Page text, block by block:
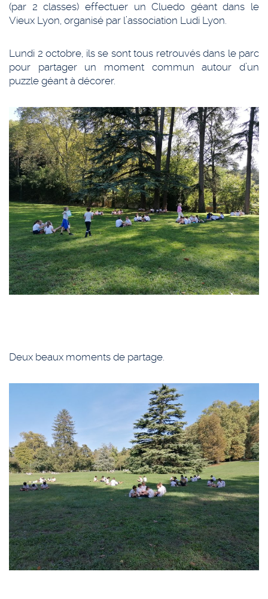
(par 2 classes) effectuer un Cluedo géant dans le
Vieux Lyon, organisé par l’association Ludi Lyon.
Lundi 2 octobre, ils se sont tous retrouvés dans le parc
pour partager un moment commun autour d’un
puzzle géant à décorer.
Deux beaux moments de partage.